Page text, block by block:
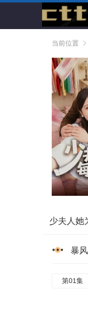
当前位置
少夫人她
暴
第01集